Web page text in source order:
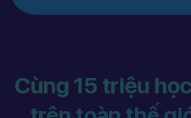
Cùng 15 triệu